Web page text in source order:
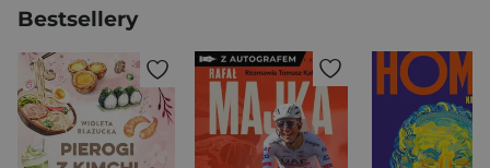
Bestsellery